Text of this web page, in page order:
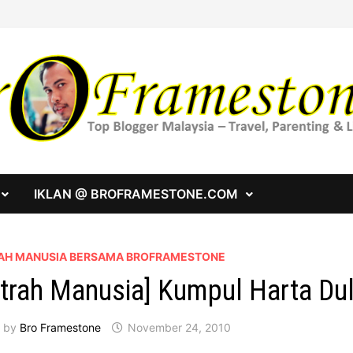
IKLAN @ BROFRAMESTONE.COM
MANUSIA BERSAMA BROFRAMESTONE
Manusia] Kumpul Harta
by Bro Framestone November 24, 2010